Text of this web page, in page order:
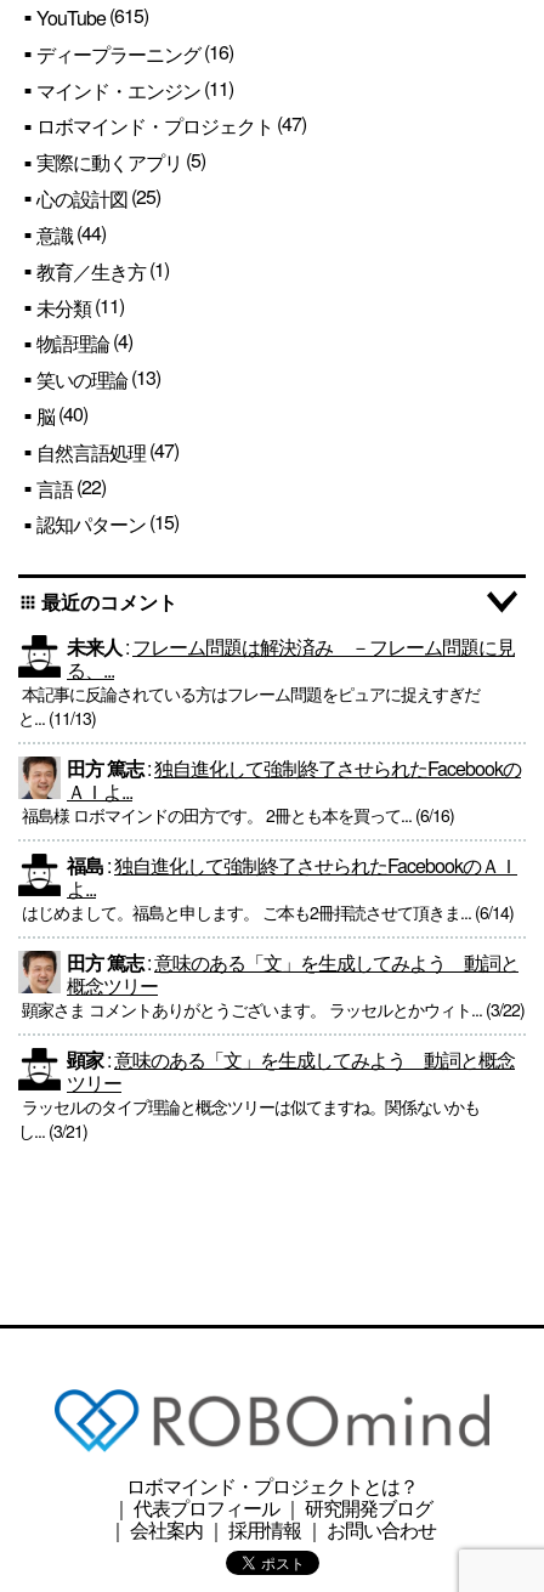
YouTube(615)
ディープラーニング(16)
マインド・エンジン(11)
ロボマインド・プロジェクト (47)
実際に動くアプリ (5)
心の設計図(25)
意識(44)
教育／生き方(1)
未分類(11)
物語理論(4)
笑いの理論(13)
脳(40)
自然言語処理(47)
言語(22)
認知パターン(15)
apps 最近のコメント
未来人:フレーム問題は解決済み －フレーム問題に見
る、...
本記事に反論されている方はフレーム問題をピュアに捉えすぎだ
と... (11/13)
田方 篤志:独自進化して強制終了させられたFacebookの
ＡＩよ...
福島様 ロボマインドの田方です。 2冊とも本を買って... (6/16)
福島:独自進化して強制終了させられたFacebookのＡＩ
よ...
はじめまして。福島と申します。 ご本も2冊拝読させて頂きま... (6/14)
田方 篤志:意味のある「文」を生成してみよう 動詞と
概念ツリー
顕家さま コメントありがとうございます。 ラッセルとかウィト... (3/22)
顕家:意味のある「文」を生成してみよう 動詞と概念
ツリー
ラッセルのタイプ理論と概念ツリーは似てますね。関係ないかも
し... (3/21)
ロボマインド・プロジェクトとは？
｜ 代表プロフィール｜ 研究開発ブログ
｜ 会社案内 ｜ 採用情報 ｜ お問い合わせ